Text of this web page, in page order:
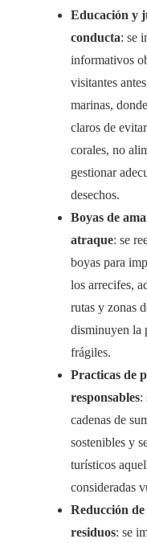
Educación y
conducta: se
informativos
visitantes
marinas,
claros de
corales, no
gestionar
desechos.
Boyas de
atraque: se
boyas para
los arrecifes,
rutas y zonas
disminuyen la
frágiles.
Practicas de
responsables:
cadenas de
sostenibles y
turísticos
consideradas
Reducción
residuos: se